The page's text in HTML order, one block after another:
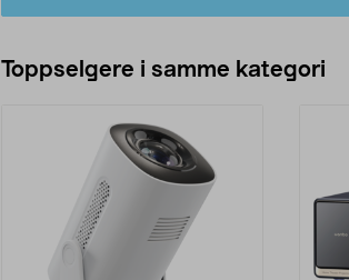
Toppselgere i samme kategori